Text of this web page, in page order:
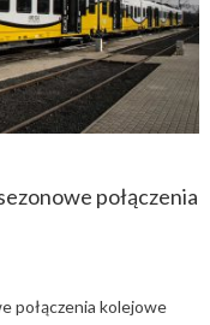
połączenia
połączenia kolejowe